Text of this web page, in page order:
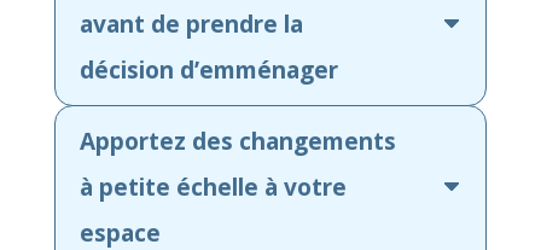
avant de prendre la
décision d’emménager
Apportez des changements
à petite échelle à votre
espace